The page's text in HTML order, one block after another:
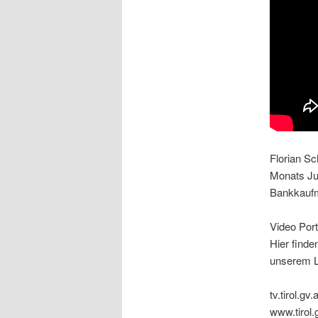
Florian
Monats
Video
Hier
unserem